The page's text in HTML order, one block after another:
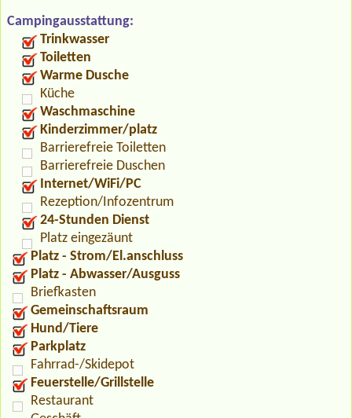
Campingausstattung:
Trinkwasser
Toiletten
Warme Dusche
Küche
Waschmaschine
Kinderzimmer/platz
Barrierefreie Toiletten
Barrierefreie Duschen
Internet/WiFi/PC
Rezeption/Infozentrum
24-Stunden Dienst
Platz eingezäunt
Platz - Strom/El.anschluss
Platz - Abwasser/Ausguss
Briefkasten
Gemeinschaftsraum
Hund/Tiere
Parkplatz
Fahrrad-/Skidepot
Feuerstelle/Grillstelle
Restaurant